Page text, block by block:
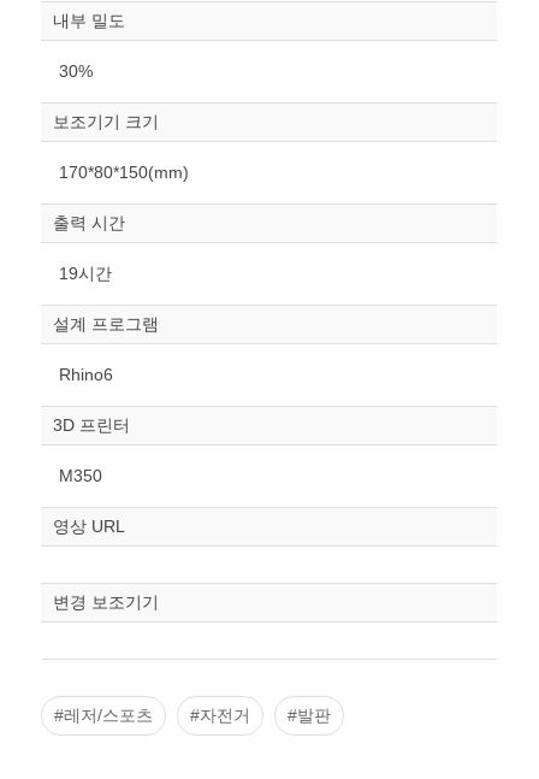
조정“ 버튼을 눌러주세요.
너비
높이
mm
폭
mm
스케일
내부 밀도
30%
보조기기 크기
170*80*150(mm)
출력 시간
19시간
설계 프로그램
Rhino6
3D 프린터
M350
영상 URL
변경 보조기기
#레저/스포츠 #자전거 #발판